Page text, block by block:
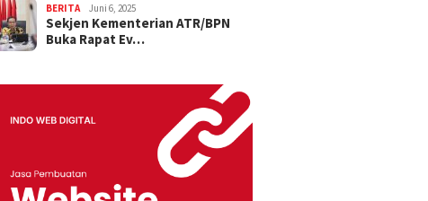
BERITA Juni 6, 2025
Sekjen Kementerian ATR/BPN
Buka Rapat Ev…